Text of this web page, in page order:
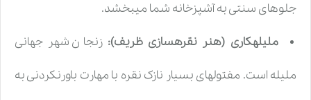
جلوهای سنتی به آشپزخانه شما میبخشد.
ملیلهکاری (هنر نقرهسازی ظریف): زنجان شهر جهانی
ملیله است. مفتولهای بسیار نازک نقره با مهارت باورنکردنی به